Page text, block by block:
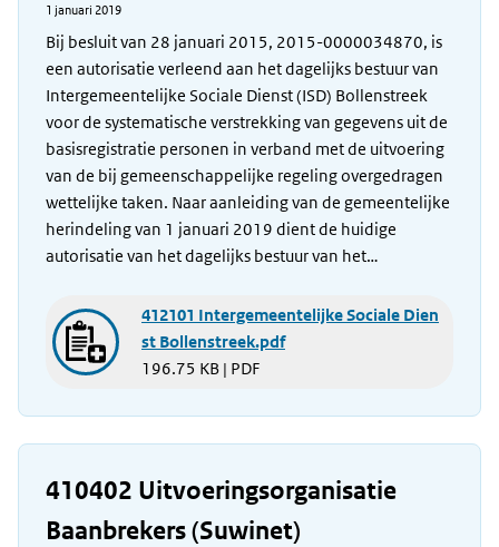
1 januari 2019
Bij besluit van 28 januari 2015, 2015-0000034870, is
een autorisatie verleend aan het dagelijks bestuur van
Intergemeentelijke Sociale Dienst (ISD) Bollenstreek
voor de systematische verstrekking van gegevens uit de
basisregistratie personen in verband met de uitvoering
van de bij gemeenschappelijke regeling overgedragen
wettelijke taken. Naar aanleiding van de gemeentelijke
herindeling van 1 januari 2019 dient de huidige
autorisatie van het dagelijks bestuur van het…
412101 Intergemeentelijke Sociale Dien
st Bollenstreek.pdf
196.75 KB | PDF
410402 Uitvoeringsorganisatie
Baanbrekers (Suwinet)